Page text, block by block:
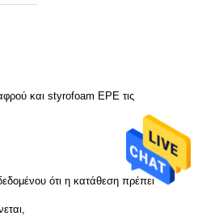
και styrofoam EPE τις
ότι η κατάθεση πρέπει να